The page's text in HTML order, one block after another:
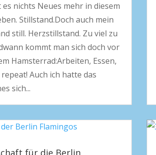
es nichts Neues mehr in diesem
Stillstand.Doch auch mein
still. Herzstillstand. Zu viel zu
kommt man sich doch vor
Hamsterrad:Arbeiten, Essen,
repeat! Auch ich hatte das
sich...